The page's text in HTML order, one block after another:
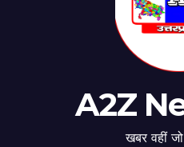
A2Z
खबर वहीं